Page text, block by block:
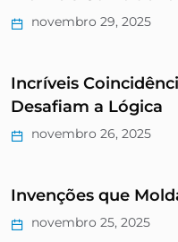
novembro 29, 2025
Incríveis
Desafiam a Lógica
novembro 26, 2025
Invenções que
novembro 25, 2025